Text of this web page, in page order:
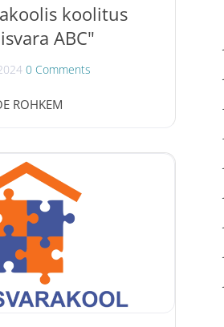
koolitus
ABC"
0 Comments
ABC " toimub 09-
ja Kaido Kaljuste.
kinnisvaraturust ja
baasteadmised
õigusaktidest; info
toimingutest;
tööst; oskuse
müügitehingut või...
ROHKEM